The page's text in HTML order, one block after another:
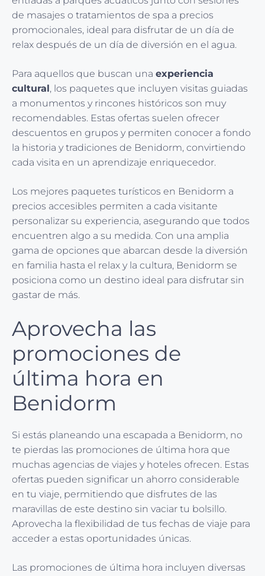
de masajes o tratamientos de spa a precios
promocionales, ideal para disfrutar de un día de
relax después de un día de diversión en el agua.
Para aquellos que buscan una experiencia
cultural , los paquetes que incluyen visitas guiadas
a monumentos y rincones históricos son muy
recomendables. Estas ofertas suelen ofrecer
descuentos en grupos y permiten conocer a fondo
la historia y tradiciones de Benidorm, convirtiendo
cada visita en un aprendizaje enriquecedor.
Los mejores paquetes turísticos en Benidorm a
precios accesibles permiten a cada visitante
personalizar su experiencia, asegurando que todos
encuentren algo a su medida. Con una amplia
gama de opciones que abarcan desde la diversión
en familia hasta el relax y la cultura, Benidorm se
posiciona como un destino ideal para disfrutar sin
gastar de más.
Aprovecha las
promociones de
última hora en
Benidorm
Si estás planeando una escapada a Benidorm, no
te pierdas las promociones de última hora que
muchas agencias de viajes y hoteles ofrecen. Estas
ofertas pueden significar un ahorro considerable
en tu viaje, permitiendo que disfrutes de las
maravillas de este destino sin vaciar tu bolsillo.
Aprovecha la flexibilidad de tus fechas de viaje para
acceder a estas oportunidades únicas.
Las promociones de última hora incluyen diversas